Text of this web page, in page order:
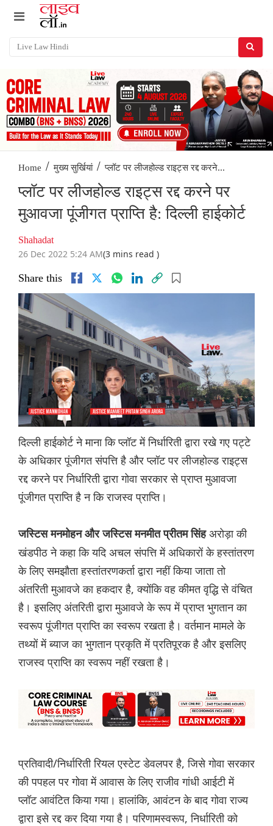
Home / मुख्य सुर्खियां / प्लॉट पर लीजहोल्ड राइट्स रद्द करने...
प्लॉट पर लीजहोल्ड राइट्स रद्द करने पर
मुआवजा पूंजीगत प्राप्ति है: दिल्ली हाईकोर्ट
Shahadat
26 Dec 2022 5:24 AM(3 mins read )
Share this
दिल्ली हाईकोर्ट ने माना कि प्लॉट में निर्धारिती द्वारा रखे गए पट्टे
के अधिकार पूंजीगत संपत्ति है और प्लॉट पर लीजहोल्ड राइट्स
रद्द करने पर निर्धारिती द्वारा गोवा सरकार से प्राप्त मुआवजा
पूंजीगत प्राप्ति है न कि राजस्व प्राप्ति।
जस्टिस मनमोहन और जस्टिस मनमीत प्रीतम सिंह अरोड़ा की
खंडपीठ ने कहा कि यदि अचल संपत्ति में अधिकारों के हस्तांतरण
के लिए समझौता हस्तांतरणकर्ता द्वारा नहीं किया जाता तो
अंतरिती मुआवजे का हकदार है, क्योंकि वह कीमत वृद्धि से वंचित
है। इसलिए अंतरिती द्वारा मुआवजे के रूप में प्राप्त भुगतान का
स्वरूप पूंजीगत प्राप्ति का स्वरूप रखता है। वर्तमान मामले के
तथ्यों में ब्याज का भुगतान प्रकृति में प्रतिपूरक है और इसलिए
राजस्व प्राप्ति का स्वरूप नहीं रखता है।
प्रतिवादी/निर्धारिती रियल एस्टेट डेवलपर है, जिसे गोवा सरकार
की पपहल पर गोवा में आवास के लिए राजीव गांधी आईटी में
प्लॉट आवंटित किया गया। हालांकि, आवंटन के बाद गोवा राज्य
द्वारा इसे रद्द कर दिया गया है। परिणामस्वरूप, निर्धारिती को